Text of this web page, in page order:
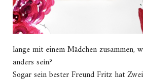
lange mit einem Mädchen zusammen,
anders sein?
Sogar sein bester Freund Fritz hat